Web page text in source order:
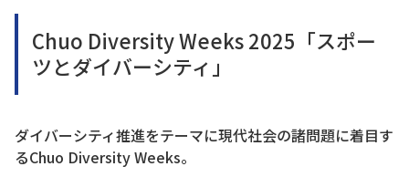
Chuo Diversity Weeks 2025「スポー
ツとダイバーシティ」
ダイバーシティ推進をテーマに現代社会の諸問題に着目す
るChuo Diversity Weeks。